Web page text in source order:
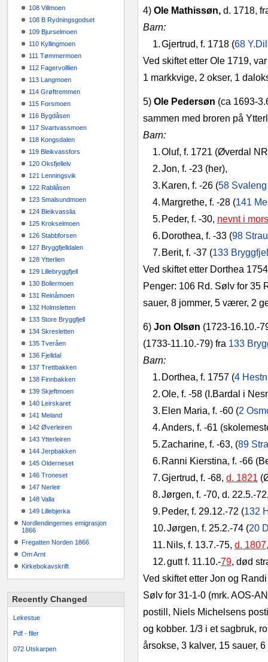
108 Villmoen
108 B Rydningsgodset
109 Bjurselmoen
110 Kyllingmoen
111 Tømmermoen
112 Fagervolllien
113 Langmoen
114 Grøftremmen
115 Forsmoen
116 Bygdåsen
117 Svartvassmoen
118 Kongsdalen
119 Bleikvassfors
120 Oksfjellelv
121 Lenningsvik
122 Rabliåsen
123 Smalsundmoen
124 Bleikvasslia
125 Krokselmoen
126 Stabbforsen
127 Bryggfjelldalen
128 Ytterlien
129 Lillebryggfjell
130 Bollermoen
131 Reinåmoen
132 Holmsletten
133 Store Bryggfjell
134 Skresletten
135 Tveråen
136 Fjelldal
137 Trettbakken
138 Finnbakken
139 Skjeftmoen
140 Leirskaret
141 Meland
142 Øverleiren
143 Ytterleiren
144 Jerpbakken
145 Olderneset
146 Troneset
147 Nerleir
148 Valla
149 Lillebjerka
Nordlendingernes emigrasjon
1866
Fregatten Norden 1866
Om Arnt
Kirkebokavskrift
Recently Changed
Lekestue
Pdf - filer
072 Utskarpen
4) Ole Mathissøn, d. 1718,
Barn:
1.Gjertrud, f. 1718 (68
Ved skiftet etter Ole 1719,
1 markkvige, 2 okser, 1
5) Ole Pedersøn (ca
sammen med broren på
Barn:
1.Oluf, f. 1721 (Øverdal
2.Jon, f. ‑23 (her),
3. Karen, f. ‑26 (58 Svaleng
4. Margrethe, f. ‑28 (141
5. Peder, f. ‑30, nevnt i
6. Dorothea, f. ‑33 (98
7. Berit, f. ‑37 (133
Ved skiftet etter Dorthea
Penger: 106 Rd. Sølv for 35
sauer, 8 jommer, 5 værer, 2
6) Jon Olsøn
(1733‑11.10.‑79) fra 133
Barn:
1. Dorthea, f. 1757 (4
2.Ole, f. ‑58 (I.Bardal i
3. Elen Maria, f. ‑60 (2
4.Anders, f. ‑61
5.Zacharine, f. ‑63, (89
6. Ranni Kierstina, f. ‑66
7.Gjertrud, f. ‑68, d. 1821
8.Jørgen, f. ‑70, d.
9. Peder, f. 29.12.‑72 (132
10.Jørgen, f. 25.2.‑74 (20
11. Nils, f. 13.7.‑75, d.
12.gutt f. 11.10.‑79, død
Ved skiftet etter Jon og Randi
Sølv for 31‑1‑0 (mrk. AOS-
postill, Niels Michelsens
og kobber. 1/3 i et sagbruk,
årsokse, 3 kalver, 15 sauer,